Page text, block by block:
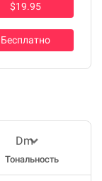
$19.95
Бесплатно
Тональность